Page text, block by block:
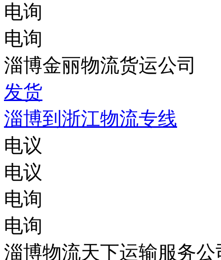
电询
电询
淄博金丽物流货运公司
发货
淄博到浙江物流专线
电议
电议
电询
电询
淄博物流天下运输服务公